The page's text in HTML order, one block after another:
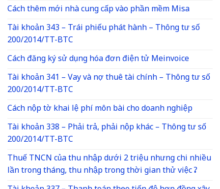
Cách thêm mới nhà cung cấp vào phần mềm Misa
Tài khoản 343 – Trái phiếu phát hành – Thông tư số
200/2014/TT-BTC
Cách đăng ký sử dụng hóa đơn điện tử Meinvoice
Tài khoản 341 – Vay và nợ thuê tài chính – Thông tư số
200/2014/TT-BTC
Cách nộp tờ khai lệ phí môn bài cho doanh nghiệp
Tài khoản 338 – Phải trả, phải nộp khác – Thông tư số
200/2014/TT-BTC
Thuế TNCN của thu nhập dưới 2 triệu nhưng chi nhiều
lần trong tháng, thu nhập trong thời gian thử việc ?